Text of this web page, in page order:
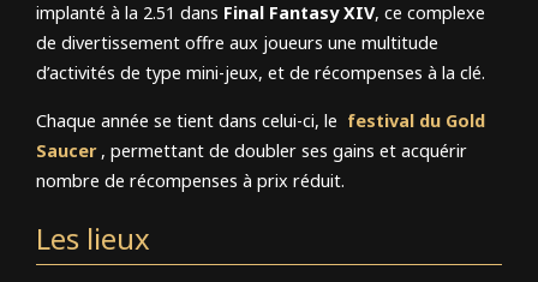
implanté à la 2.51 dans Final Fantasy XIV, ce complexe
de divertissement offre aux joueurs une multitude
d’activités de type mini-jeux, et de récompenses à la clé.
Chaque année se tient dans celui-ci, le festival du Gold
Saucer , permettant de doubler ses gains et acquérir
nombre de récompenses à prix réduit.
Les lieux